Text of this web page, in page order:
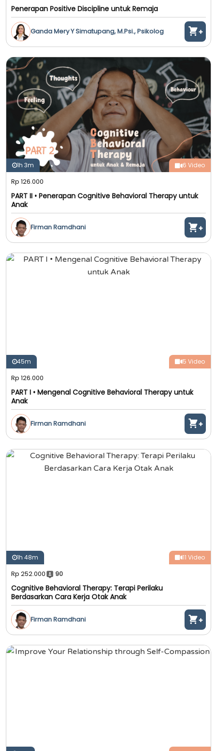
Penerapan Positive Discipline untuk Remaja
Ganda Mery Y Simatupang, M.Psi., Psikolog
1h 3m 6 Video
Rp 126.000
PART II • Penerapan Cognitive Behavioral Therapy untuk
Anak
Firman Ramdhani
45m 5 Video
Rp 126.000
PART I • Mengenal Cognitive Behavioral Therapy untuk
Anak
Firman Ramdhani
1h 48m 11 Video
Rp 252.000 90
Cognitive Behavioral Therapy: Terapi Perilaku
Berdasarkan Cara Kerja Otak Anak
Firman Ramdhani